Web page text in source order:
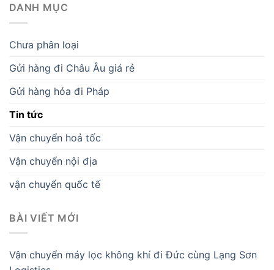
DANH MỤC
Chưa phân loại
Gửi hàng đi Châu Âu giá rẻ
Gửi hàng hóa đi Pháp
Tin tức
Vận chuyển hoả tốc
Vận chuyển nội địa
vận chuyển quốc tế
BÀI VIẾT MỚI
Vận chuyển máy lọc không khí đi Đức cùng Lạng Sơn